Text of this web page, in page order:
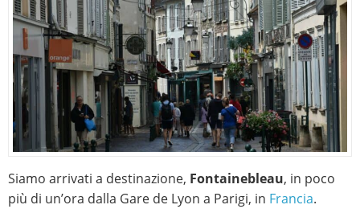
Siamo arrivati ​​a destinazione, Fontainebleau, in poco
più di un’ora dalla Gare de Lyon a Parigi, in Francia.